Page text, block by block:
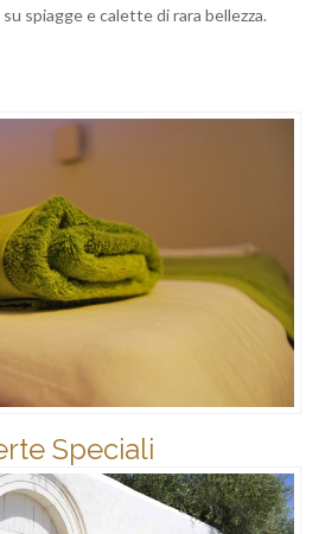
spiagge e calette di rara bellezza.
Speciali